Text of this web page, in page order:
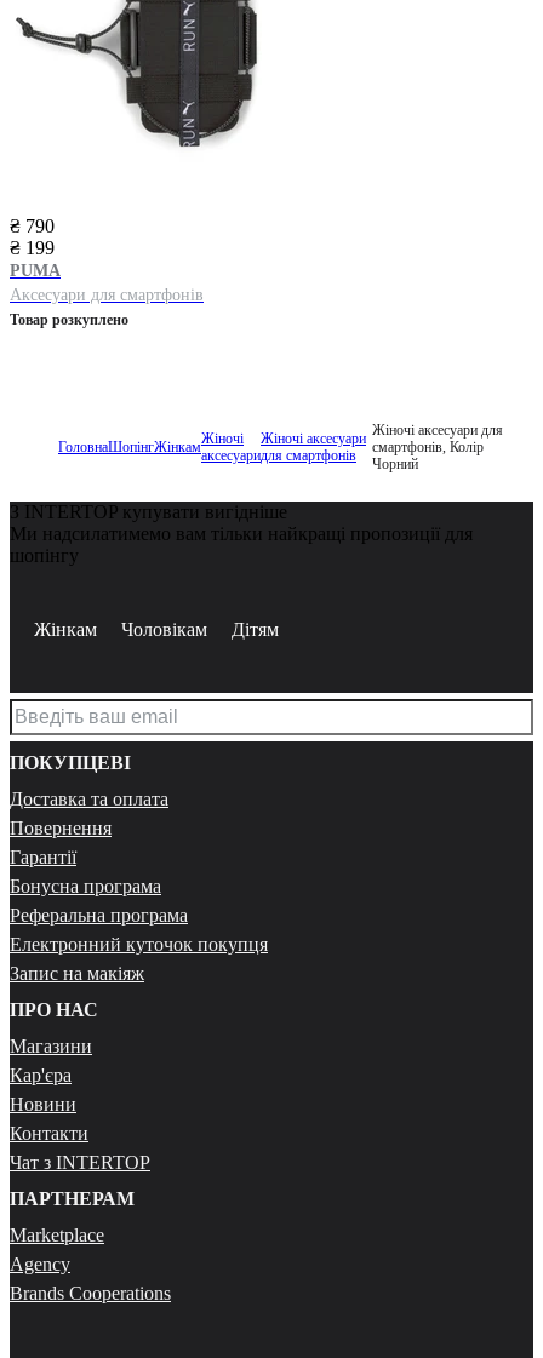
₴ 790
₴ 199
PUMA
Аксесуари для смартфонів
Товар розкуплено
ГоловнаШопінгЖінкамЖіночі
аксесуари
Жіночі аксесуари
для смартфонів
Жіночі аксесуари для
смартфонів, Колір
Чорний
З INTERTOP купувати вигідніше
Ми надсилатимемо вам тільки найкращі пропозиції для
шопінгу
Жінкам Чоловікам Дітям
ПОКУПЦЕВІ
Доставка та оплата
Повернення
Гарантії
Бонусна програма
Реферальна програма
Електронний куточок покупця
Запис на макіяж
ПРО НАС
Магазини
Кар'єра
Новини
Контакти
Чат з INTERTOP
ПАРТНЕРАМ
Marketplace
Agency
Brands Cooperations